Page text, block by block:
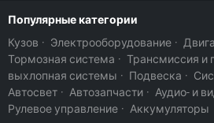
Популярные категории
Кузов · Электрооборудование ·
Тормозная система · Трансмиссия и
выхлопная системы · Подвеска ·
Автосвет · Автозапчасти · Аудио- и
Рулевое управление · Аккумуляторы